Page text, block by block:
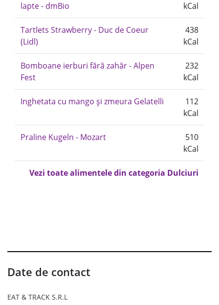
lapte - dmBio
kCal
Tartlets Strawberry - Duc de Coeur
(Lidl)
438
kCal
Bomboane ierburi fără zahăr - Alpen
Fest
232
kCal
Inghetata cu mango și zmeura Gelatelli
112
kCal
Praline Kugeln - Mozart
510
kCal
Vezi toate alimentele din categoria Dulciuri
Date de contact
EAT & TRACK S.R.L